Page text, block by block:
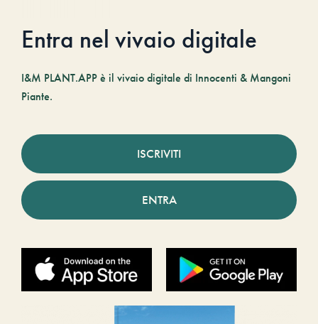
Entra nel vivaio digitale
I&M PLANT.APP è il vivaio digitale di Innocenti & Mangoni
Piante.
ISCRIVITI
ENTRA